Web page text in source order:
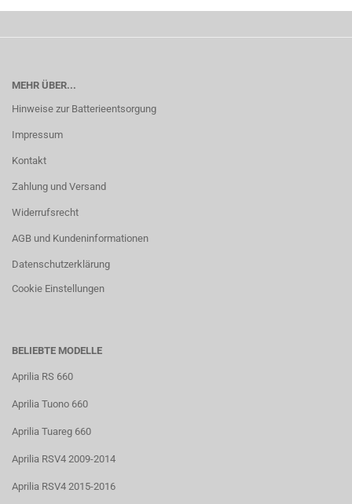
MEHR ÜBER...
Hinweise zur Batterieentsorgung
Impressum
Kontakt
Zahlung und Versand
Widerrufsrecht
AGB und Kundeninformationen
Datenschutzerklärung
Cookie Einstellungen
BELIEBTE MODELLE
Aprilia RS 660
Aprilia Tuono 660
Aprilia Tuareg 660
Aprilia RSV4 2009-2014
Aprilia RSV4 2015-2016